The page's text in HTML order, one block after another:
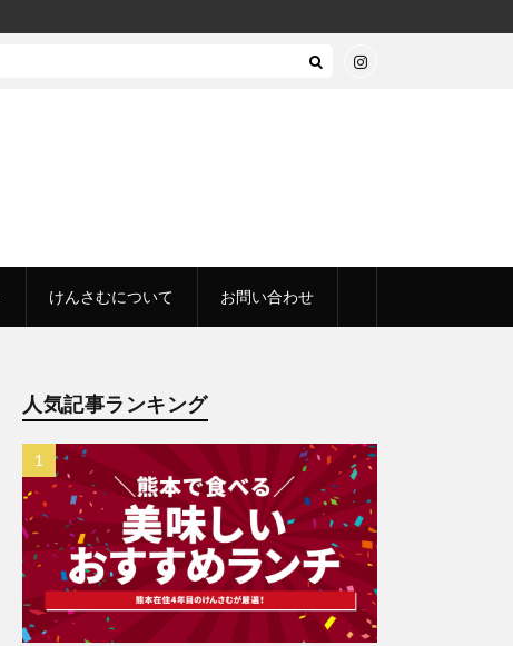
けんさむについて お問い合わせ
人気記事ランキング